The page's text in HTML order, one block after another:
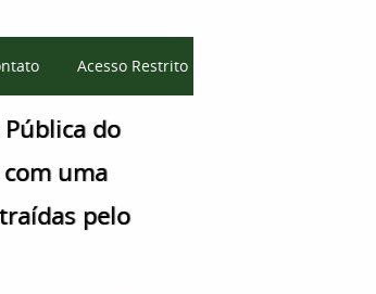
Acesso Restrito
do
uma
pelo